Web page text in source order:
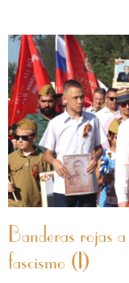
Banderas rojas
fascismo (I)